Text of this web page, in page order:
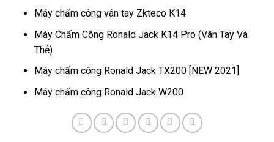
Máy chấm công vân tay Zkteco K14
Máy Chấm Công Ronald Jack K14 Pro (Vân Tay Và
Thẻ)
Máy chấm công Ronald Jack TX200 [NEW 2021]
Máy chấm công Ronald Jack W200